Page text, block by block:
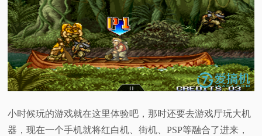
小时候玩的游戏就在这里体验吧，那时还要去游戏厅玩大机
器，现在一个手机就将红白机、街机、PSP等融合了进来，